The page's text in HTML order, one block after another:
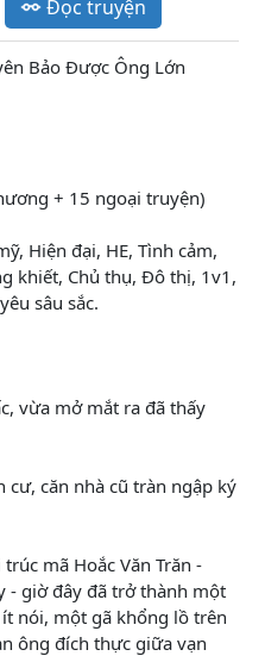
Đọc truyện
Bảo Được Ông Lớn
+ 15 ngoại truyện)
Hiện đại, HE, Tình cảm,
khiết, Chủ thụ, Đô thị, 1v1,
sâu sắc.
vừa mở mắt ra đã thấy
cư, căn nhà cũ tràn ngập ký
mã Hoắc Văn Trăn -
- giờ đây đã trở thành một
nói, một gã khổng lồ trên
ông đích thực giữa vạn